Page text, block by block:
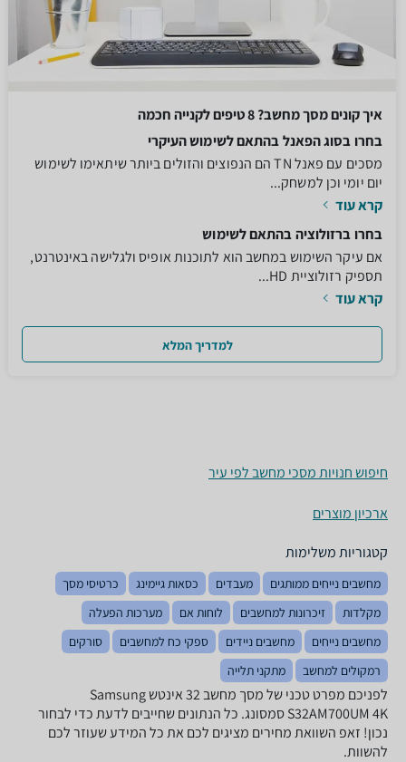
איך קונים מסך מחשב? 8 טיפים לקנייה חכמה
בחרו בסוג הפאנל בהתאם לשימוש העיקרי
מסכים עם פאנל TN הם הנפוצים והזולים ביותר שיתאימו לשימוש
יום יומי וכן למשחק...
קרא עוד
בחרו ברזולוציה בהתאם לשימוש
אם עיקר השימוש במחשב הוא לתוכנות אופיס ולגלישה באינטרנט,
תספיק רזולוציית HD...
קרא עוד
למדריך המלא
חיפוש חנויות מסכי מחשב לפי עיר
ארכיון מוצרים
קטגוריות משלימות
מחשבים נייחים ממותגים מעבדים כסאות גיימינג
כרטיסי מסך
מקלדות
זיכרונות למחשבים לוחות אם
מערכות הפעלה
מחשבים נייחים
מחשבים ניידים ספקי כח למחשבים
סורקים
רמקולים למחשב
מתקני תלייה
לפניכם מפרט טכני של מסך מחשב ‏32 ‏אינטש Samsung
S32AM700UM 4K סמסונג. כל הנתונים שחייבים לדעת כדי לבחור
נכון! זאפ השוואת מחירים מציגים לכם את כל המידע שעוזר לכם
להשוות.